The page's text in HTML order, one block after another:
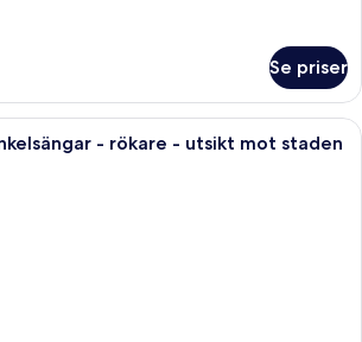
Se priser
Ett tättbebyggt stadscentrum med
- rökare - utsikt mot staden